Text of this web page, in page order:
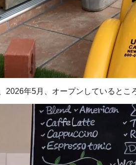
2026年5月、オープンしているとこ